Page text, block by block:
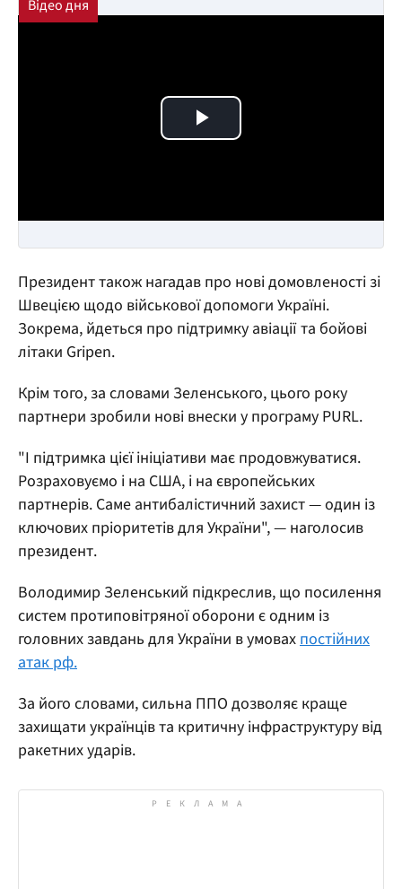
Play Video
Президент також нагадав про нові домовленості зі
Швецією щодо військової допомоги Україні.
Зокрема, йдеться про підтримку авіації та бойові
літаки Gripen.
Крім того, за словами Зеленського, цього року
партнери зробили нові внески у програму PURL.
"І підтримка цієї ініціативи має продовжуватися.
Розраховуємо і на США, і на європейських
партнерів. Саме антибалістичний захист — один із
ключових пріоритетів для України", — наголосив
президент.
Володимир Зеленський підкреслив, що посилення
систем протиповітряної оборони є одним із
головних завдань для України в умовахпостійних
атак рф.
За його словами, сильна ППО дозволяє краще
захищати українців та критичну інфраструктуру від
ракетних ударів.